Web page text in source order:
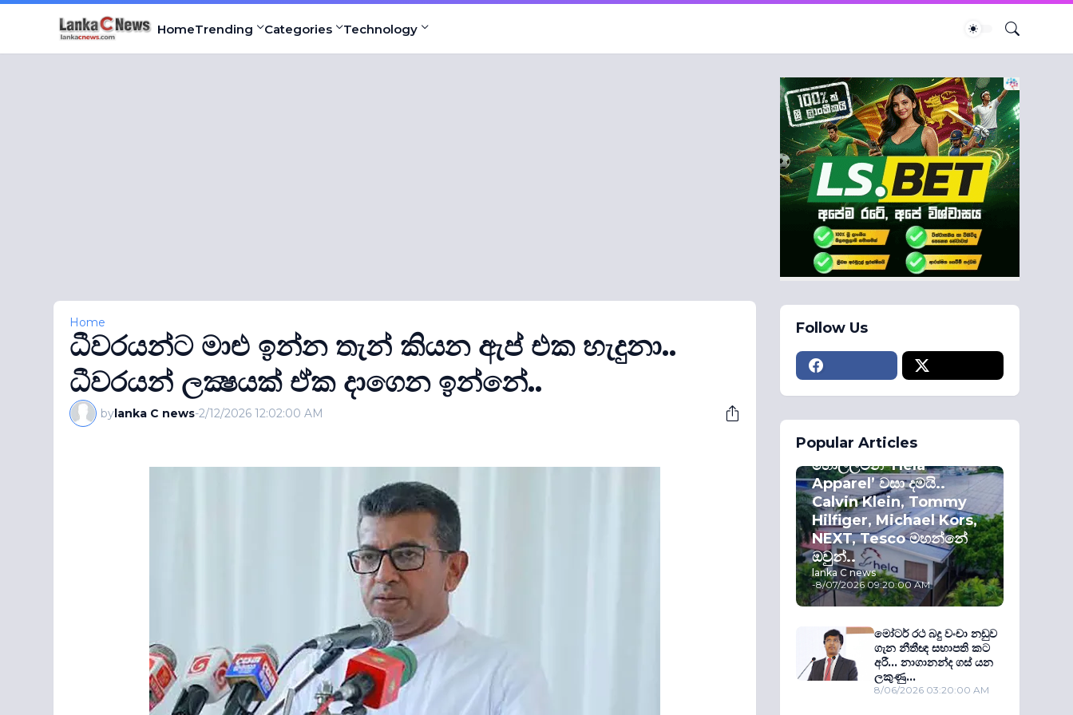
HomeTrending Categories Technology
Home
ධීවරයන්ට මාළු ඉන්න තැන් කියන ඇප් එක හැදුනා..
ධීවරයන් ලක්‍ෂයක් ඒක දාගෙන ඉන්නේ..
bylanka C news-2/12/2026 12:02:00 AM
Follow Us
Popular Articles
කොළඹ කොටස්
හොල්ලමින් ‘Hela
Apparel’ වසා දමයි..
Calvin Klein, Tommy
Hilfiger, Michael Kors,
NEXT, Tesco මහන්නේ
ඔවුන්..
lanka C news
-8/07/2026 09:20:00 AM
මෝටර් රථ බදු වංචා නඩුව
ගැන නීතීඥ සභාපති කට
අරී... නාගානන්ද ගස් යන
ලකුණු...
8/06/2026 03:20:00 AM